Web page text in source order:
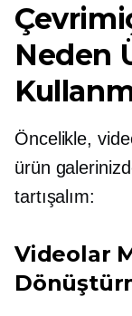
Neden
Öncelikle,
ürün
tartışalım:
Videolar